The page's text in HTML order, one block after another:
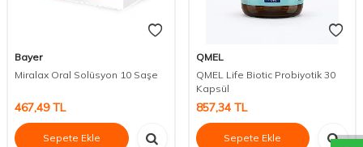
Bayer
Miralax Oral Solüsyon 10 Saşe
467,49TL
Sepete Ekle
QMEL
QMEL Life Biotic Probiyotik 30
Kapsül
857,34TL
Sepete Ekle